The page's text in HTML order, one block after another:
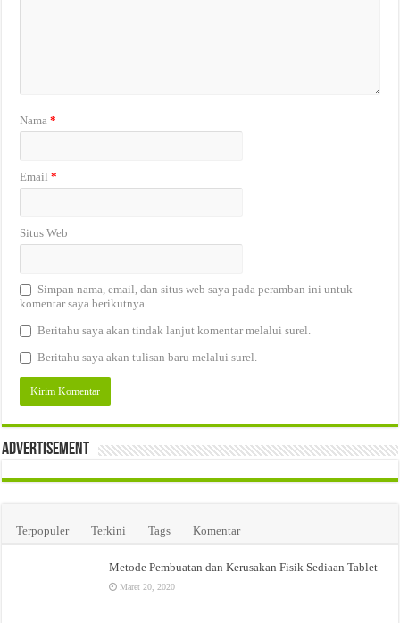
Nama*
Email*
Situs Web
Simpan nama, email, dan situs web saya pada peramban ini untuk
komentar saya berikutnya.
Beritahu saya akan tindak lanjut komentar melalui surel.
Beritahu saya akan tulisan baru melalui surel.
Advertisement
Terpopuler Terkini Tags Komentar
Metode Pembuatan dan Kerusakan Fisik Sediaan Tablet
Maret 20, 2020